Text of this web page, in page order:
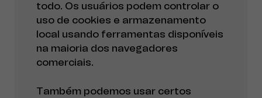
todo. Os usuários podem controlar o
uso de cookies e armazenamento
local usando ferramentas disponíveis
na maioria dos navegadores
comerciais.
Também podemos usar certos